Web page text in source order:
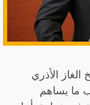
الأذري
ما يساهم